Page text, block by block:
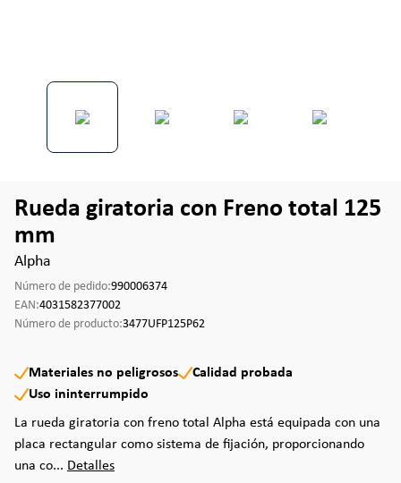
Rueda giratoria con Freno total 125
mm
Alpha
Número de pedido:990006374
EAN:4031582377002
Número de producto:3477UFP125P62
Materiales no peligrosos
Calidad probada
Uso ininterrumpido
La rueda giratoria con freno total Alpha está equipada con una
placa rectangular como sistema de fijación, proporcionando
una co... Detalles